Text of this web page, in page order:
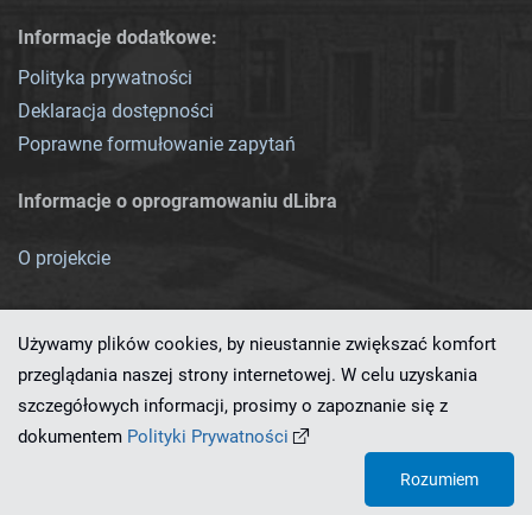
Informacje dodatkowe:
Polityka prywatności
Deklaracja dostępności
Poprawne formułowanie zapytań
Informacje o oprogramowaniu dLibra
O projekcie
Ten serwis działa dzięki oprogramowaniu
Używamy plików cookies, by nieustannie zwiększać komfort
przeglądania naszej strony internetowej. W celu uzyskania
szczegółowych informacji, prosimy o zapoznanie się z
dokumentem Polityki Prywatności
Rozumiem